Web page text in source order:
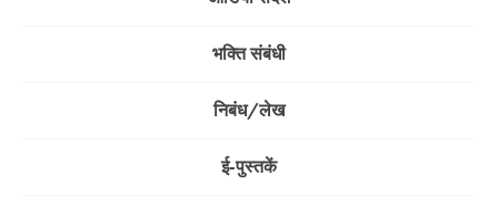
भक्ति संबंधी
निबंध/लेख
ई-पुस्तकें